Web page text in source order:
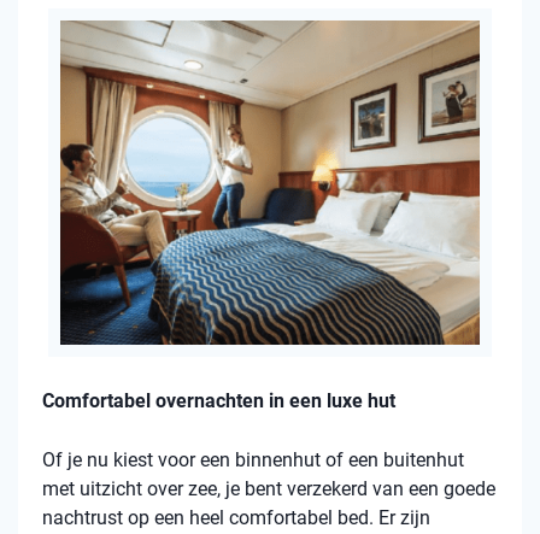
Comfortabel overnachten in een luxe hut
Of je nu kiest voor een binnenhut of een buitenhut
met uitzicht over zee, je bent verzekerd van een goede
nachtrust op een heel comfortabel bed. Er zijn